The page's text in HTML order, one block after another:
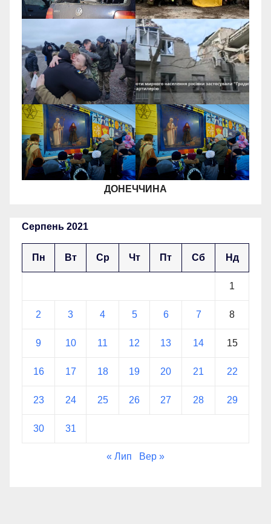
ДОНЕЧЧИНА
Серпень 2021
Пн Вт Ср Чт Пт Сб Нд
1
2 3 4 5 6 7 8
9 10 11 12 13 14 15
16 17 18 19 20 21 22
23 24 25 26 27 28 29
30 31
« Лип Вер »